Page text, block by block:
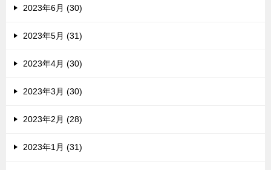
2023年6月 (30)
2023年5月 (31)
2023年4月 (30)
2023年3月 (30)
2023年2月 (28)
2023年1月 (31)